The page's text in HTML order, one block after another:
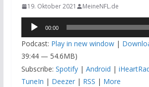
19. Oktober 2021 MeineNFL.de
Audio-
Player
00:00
Podcast: Play in new window|
39:44 — 54.6MB)
Subscribe: Spotify| Android |
TuneIn | Deezer| RSS | More